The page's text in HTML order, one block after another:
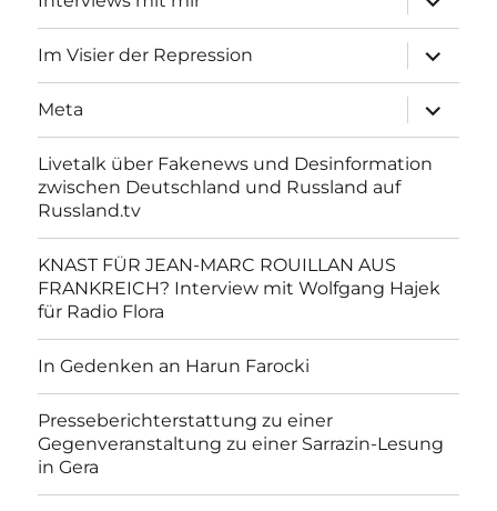
anzeigen
Im Visier der Repression
anzeigen
Meta
anzeigen
Livetalk über Fakenews und Desinformation
zwischen Deutschland und Russland auf
Russland.tv
KNAST FÜR JEAN-MARC ROUILLAN AUS
FRANKREICH? Interview mit Wolfgang Hajek
für Radio Flora
In Gedenken an Harun Farocki
Presseberichterstattung zu einer
Gegenveranstaltung zu einer Sarrazin-Lesung
in Gera